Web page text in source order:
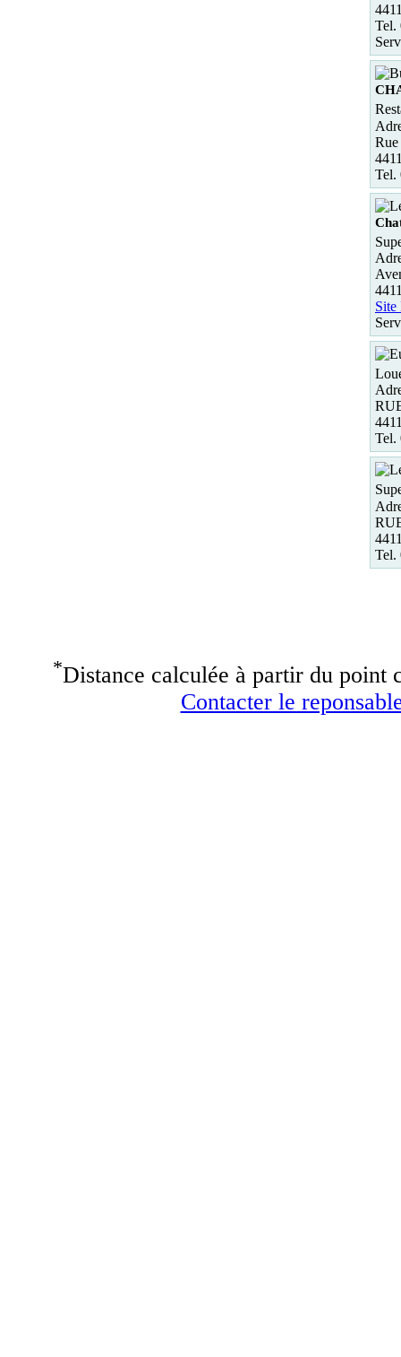
Tel.
Rue
Tel.
Site
Tel.
Tel.
*Distance calculée à partir du point
Contacter le